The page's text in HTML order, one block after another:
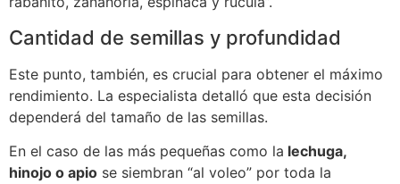
Cantidad de semillas y profundidad
Este punto, también, es crucial para obtener el máximo
rendimiento. La especialista detalló que esta decisión
dependerá del tamaño de las semillas.
En el caso de las más pequeñas como la lechuga,
hinojo o apio se siembran “al voleo” por toda la